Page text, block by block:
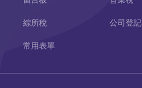
綜所稅 公司登記
常用表單